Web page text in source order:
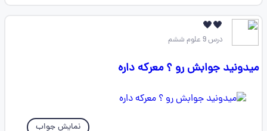
🖤🖤
درس 9 علوم ششم
میدونید جوابش رو ؟ معرکه داره
نمایش جواب